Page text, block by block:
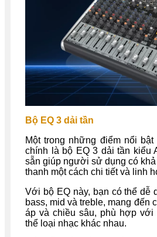
Bộ EQ 3 dải tần
Một trong những điểm nổi
chính là bộ EQ 3 dải tần kiểu
sẵn giúp người sử dụng có
thanh một cách chi tiết và linh
Với bộ EQ này, bạn có thể dễ
bass, mid và treble, mang đến
áp và chiều sâu, phù hợp với
thể loại nhạc khác nhau.